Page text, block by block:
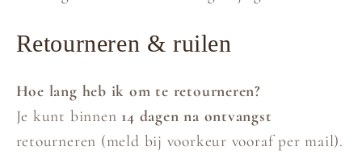
Retourneren & ruilen
Hoe lang heb ik om te retourneren?
Je kunt binnen 14 dagen na ontvangst
retourneren (meld bij voorkeur vooraf per mail).